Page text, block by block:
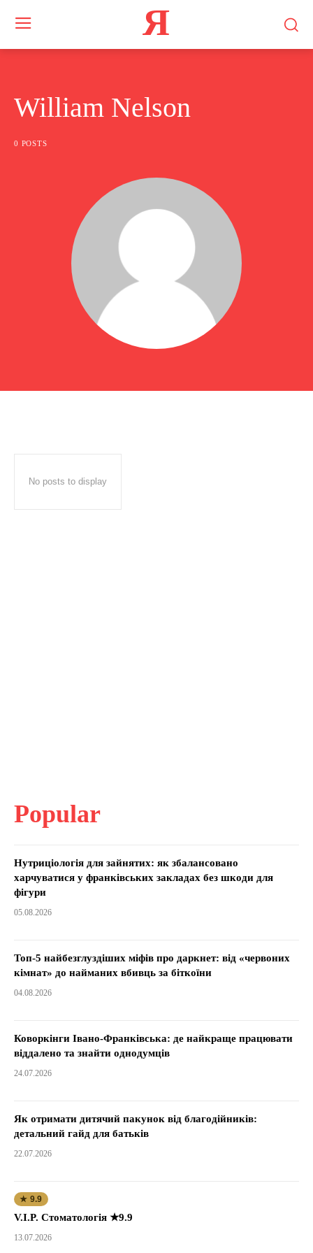
Я
William Nelson
0 POSTS
No posts to display
Popular
Нутриціологія для зайнятих: як збалансовано
харчуватися у франківських закладах без шкоди для
фігури
05.08.2026
Топ-5 найбезглуздіших міфів про даркнет: від «червоних
кімнат» до найманих вбивць за біткоїни
04.08.2026
Коворкінги Івано-Франківська: де найкраще працювати
віддалено та знайти однодумців
24.07.2026
Як отримати дитячий пакунок від благодійників:
детальний гайд для батьків
22.07.2026
★ 9.9
V.I.P. Стоматологія ★9.9
13.07.2026